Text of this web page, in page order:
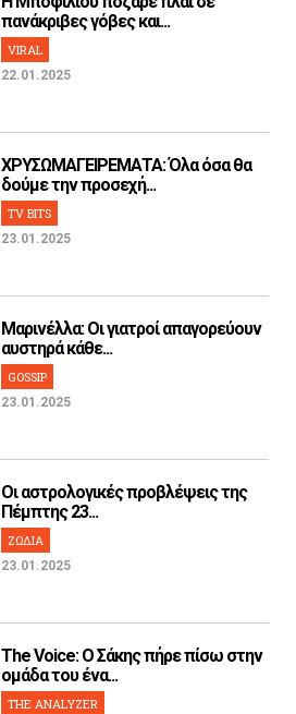
πανάκριβες γόβες και...
VIRAL
22.01.2025
ΧΡΥΣΩΜΑΓΕΙΡΕΜΑΤΑ: Όλα όσα θα
δούμε την προσεχή...
TV BITS
23.01.2025
Μαρινέλλα: Οι γιατροί απαγορεύουν
αυστηρά κάθε...
GOSSIP
23.01.2025
Οι αστρολογικές προβλέψεις της
Πέμπτης 23...
ΖΩΔΙΑ
23.01.2025
The Voice: Ο Σάκης πήρε πίσω στην
ομάδα του ένα...
THE ANALYZER